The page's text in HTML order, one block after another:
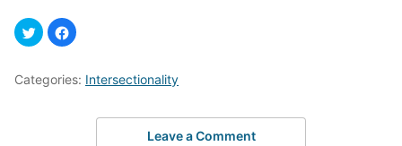
Categories: Intersectionality
Leave a Comment